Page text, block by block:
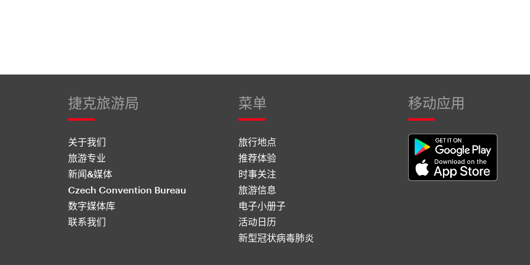
捷克旅游局
关于我们
旅游专业
新闻&媒体
Czech Convention Bureau
数字媒体库
联系我们
菜单
旅行地点
推荐体验
时事关注
旅游信息
电子小册子
活动日历
新型冠状病毒肺炎
移动应用